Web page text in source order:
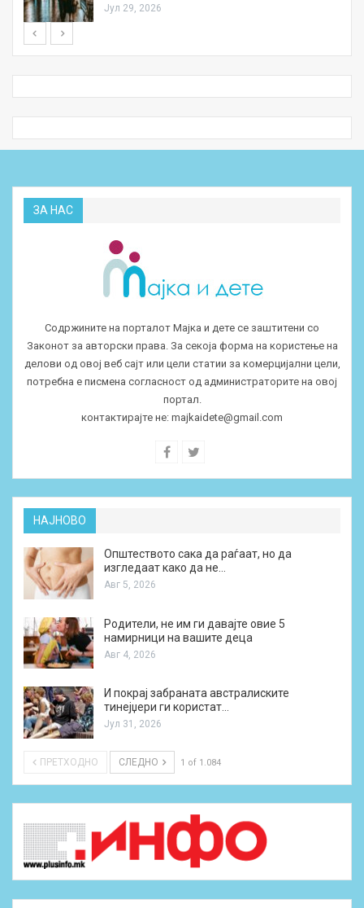
Јул 29, 2026
ЗА НАС
Содржините на порталот Мајка и дете се заштитени со
Законот за авторски права. За секоја форма на користење на
делови од овој веб сајт или цели статии за комерцијални цели,
потребна е писмена согласност од администраторите на овој
портал.
контактирајте не: majkaidete@gmail.com
НАЈНОВО
Општеството сака да раѓаат, но да
изгледаат како да не…
Авг 5, 2026
Родители, не им ги давајте овие 5
намирници на вашите деца
Авг 4, 2026
И покрај забраната австралиските
тинејџери ги користат…
Јул 31, 2026
ПРЕТХОДНО СЛЕДНО 1 of 1.084